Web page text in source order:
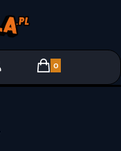
Produkty w